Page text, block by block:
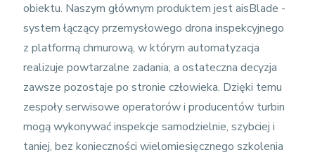
obiektu. Naszym głównym produktem jest aisBlade -
system łączący przemysłowego drona inspekcyjnego
z platformą chmurową, w którym automatyzacja
realizuje powtarzalne zadania, a ostateczna decyzja
zawsze pozostaje po stronie człowieka. Dzięki temu
zespoły serwisowe operatorów i producentów turbin
mogą wykonywać inspekcje samodzielnie, szybciej i
taniej, bez konieczności wielomiesięcznego szkolenia